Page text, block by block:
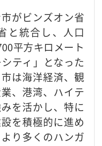
がビンズオン省
と統合し、人口
平方キロメート
ティ」となった
は海洋経済、観
、港湾、ハイテ
を活かし、特に
を積極的に進め
り多くのハンガ